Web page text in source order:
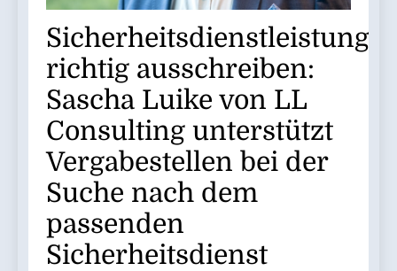
richtig ausschreiben:
Sascha Luike von LL
Consulting unterstützt
Vergabestellen bei der
Suche nach dem
passenden
Sicherheitsdienst